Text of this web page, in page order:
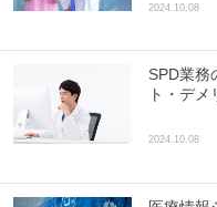
2024.10.08
SPD業務
ト・デ
2024.10.08